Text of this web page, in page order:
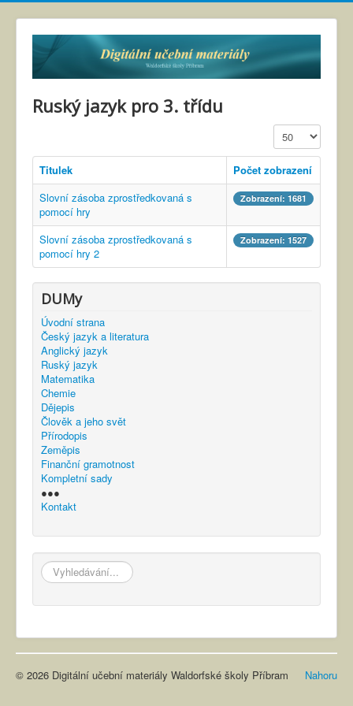
Ruský jazyk pro 3. třídu
Zobrazit
Titulek
Počet zobrazení
Slovní zásoba zprostředkovaná s
pomocí hry
Zobrazení: 1681
Slovní zásoba zprostředkovaná s
pomocí hry 2
Zobrazení: 1527
DUMy
Úvodní strana
Český jazyk a literatura
Anglický jazyk
Ruský jazyk
Matematika
Chemie
Dějepis
Člověk a jeho svět
Přírodopis
Zeměpis
Finanční gramotnost
Kompletní sady
●●●
Kontakt
hledat...
Nahoru
© 2026 Digitální učební materiály Waldorfské školy Příbram